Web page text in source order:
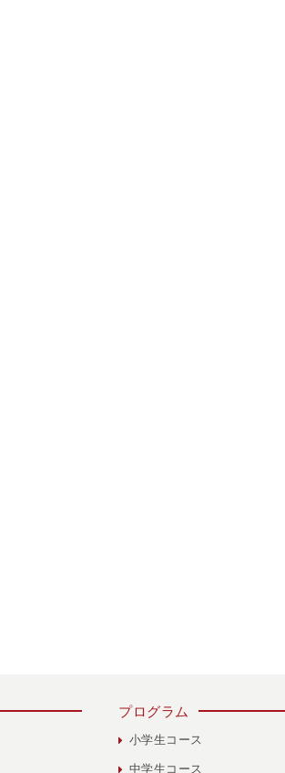
プログラム
小学生コース
中学生コース